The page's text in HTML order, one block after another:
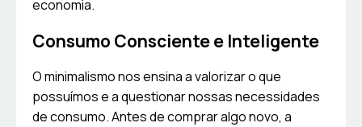
economia.
Consumo Consciente e Inteligente
O minimalismo nos ensina a valorizar o que
possuímos e a questionar nossas necessidades
de consumo. Antes de comprar algo novo, a